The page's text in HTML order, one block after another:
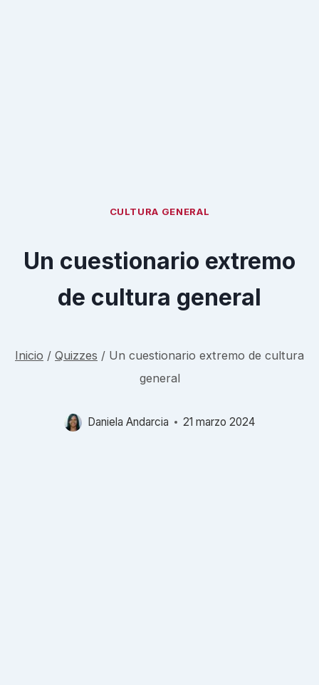
CULTURA GENERAL
Un cuestionario extremo
de cultura general
Inicio / Quizzes / Un cuestionario extremo de cultura
general
Daniela Andarcia 21 marzo 2024